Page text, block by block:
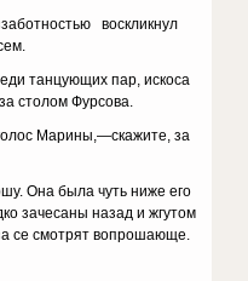
воскликнул
танцующих пар, искоса
столом Фурсова.
Марины,—скажите, за
Она была чуть ниже его
зачесаны назад и жгутом
се смотрят вопрошающе.